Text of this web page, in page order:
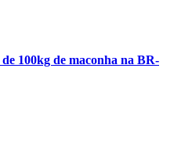
100kg de maconha na BR-